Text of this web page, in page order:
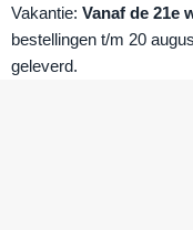
Vakantie: Vanaf de 21e
bestellingen t/m 20
geleverd.